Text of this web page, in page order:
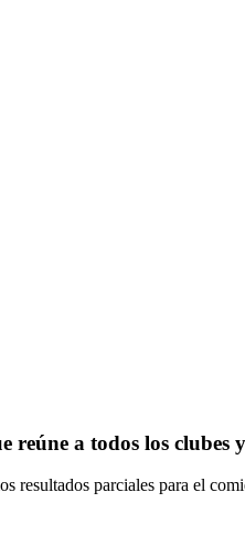
a todos los clubes
resultados parciales para el